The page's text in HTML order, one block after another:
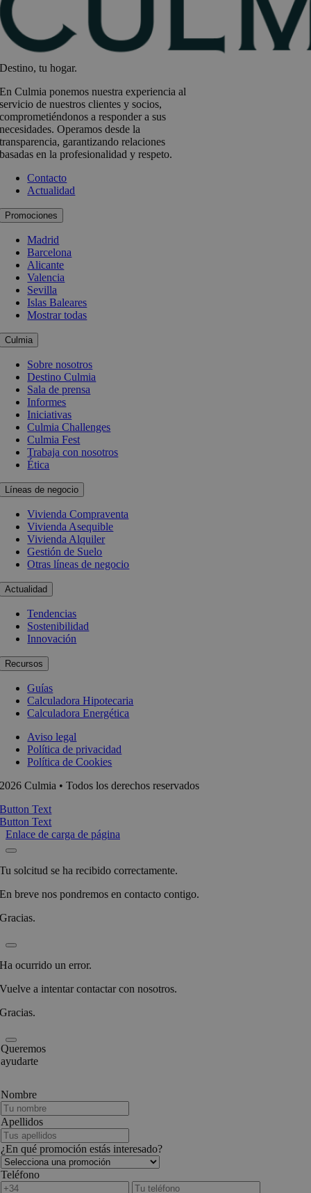
Destino, tu hogar.
En Culmia ponemos nuestra experiencia al
servicio de nuestros clientes y socios,
comprometiéndonos a responder a sus
necesidades. Operamos desde la
transparencia, garantizando relaciones
basadas en la profesionalidad y respeto.
Contacto
Actualidad
Promociones
Madrid
Barcelona
Alicante
Valencia
Sevilla
Islas Baleares
Mostrar todas
Culmia
Sobre nosotros
Destino Culmia
Sala de prensa
Informes
Iniciativas
Culmia Challenges
Culmia Fest
Trabaja con nosotros
Ética
Líneas de negocio
Vivienda Compraventa
Vivienda Asequible
Vivienda Alquiler
Gestión de Suelo
Otras líneas de negocio
Actualidad
Tendencias
Sostenibilidad
Innovación
Recursos
Guías
Calculadora Hipotecaria
Calculadora Energética
Aviso legal
Política de privacidad
Política de Cookies
2026 Culmia • Todos los derechos reservados
Button Text
Button Text
Enlace de carga de página
Tu solcitud se ha recibido correctamente.
En breve nos pondremos en contacto contigo.
Gracias.
Ha ocurrido un error.
Vuelve a intentar contactar con nosotros.
Gracias.
Queremos
ayudarte
Nombre
Apellidos
¿En qué promoción estás interesado?
Teléfono